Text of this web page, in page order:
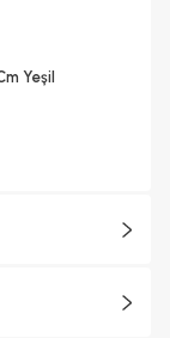
Yeşil